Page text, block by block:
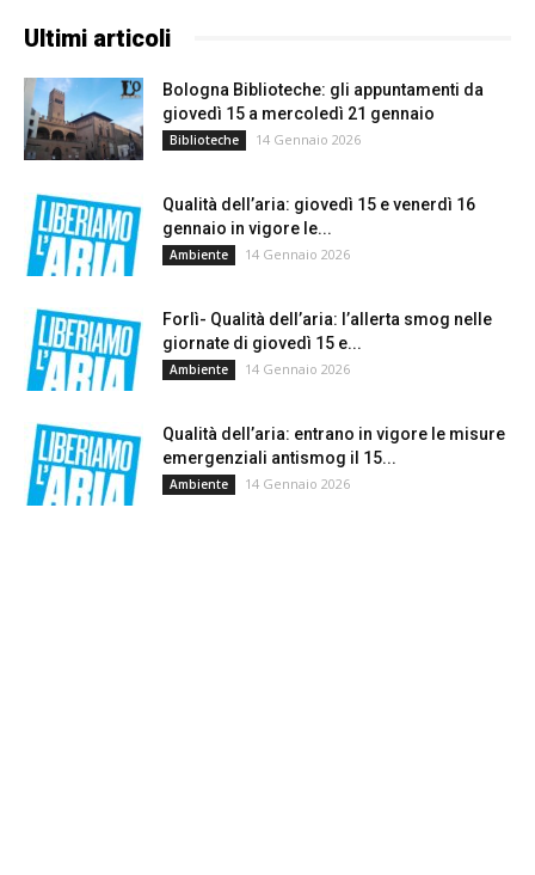
Ultimi articoli
Bologna Biblioteche: gli appuntamenti da
giovedì 15 a mercoledì 21 gennaio
Biblioteche 14 Gennaio 2026
Qualità dell’aria: giovedì 15 e venerdì 16
gennaio in vigore le...
Ambiente 14 Gennaio 2026
Forlì- Qualità dell’aria: l’allerta smog nelle
giornate di giovedì 15 e...
Ambiente 14 Gennaio 2026
Qualità dell’aria: entrano in vigore le misure
emergenziali antismog il 15...
Ambiente 14 Gennaio 2026